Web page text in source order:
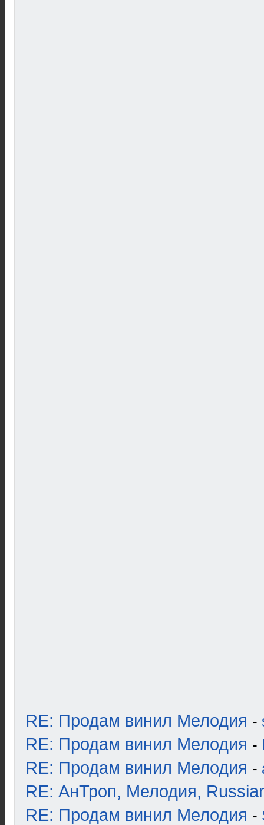
RE: Продам винил Мелодия -
RE: Продам винил Мелодия -
RE: Продам винил Мелодия -
RE: АнТроп, Мелодия,
RE: Продам винил Мелодия -